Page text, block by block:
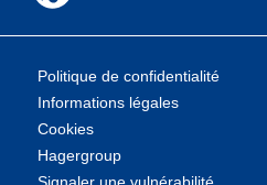
Politique de confidentialité
Informations légales
Cookies
Hagergroup